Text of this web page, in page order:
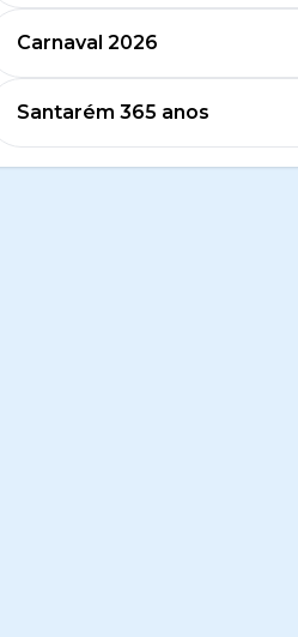
Carnaval 2026
Santarém 365 anos